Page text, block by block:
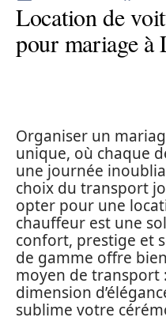
Location de
pour mariage à
Organiser un
unique, où chaque
une journée
choix du transport
opter pour une
chauffeur est une
confort, prestige et
de gamme offre
moyen de transport
dimension
sublime votre